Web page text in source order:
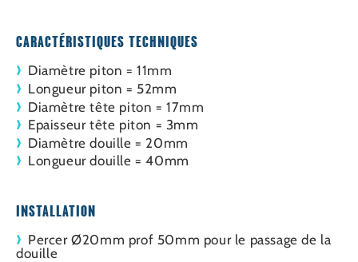
CARACTÉRISTIQUES TECHNIQUES
Diamètre piton = 11mm
Longueur piton = 52mm
Diamètre tête piton = 17mm
Epaisseur tête piton = 3mm
Diamètre douille = 20mm
Longueur douille = 40mm
INSTALLATION
Percer Ø20mm prof 50mm pour le passage de la
douille